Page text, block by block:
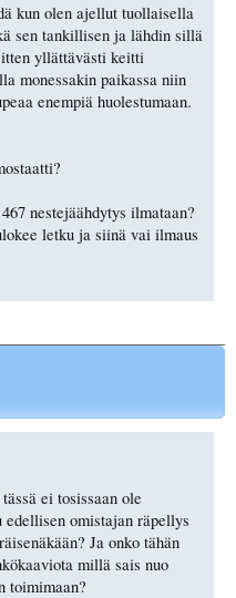
kun olen ajellut tuollaisella
sen tankillisen ja lähdin sillä
yllättävästi keitti
monessakin paikassa niin
enempiä huolestumaan.
nestejäähdytys ilmataan?
letku ja siinä vai ilmaus
ei tosissaan ole
omistajan räpellys
Ja onko tähän
millä sais nuo
toimimaan?